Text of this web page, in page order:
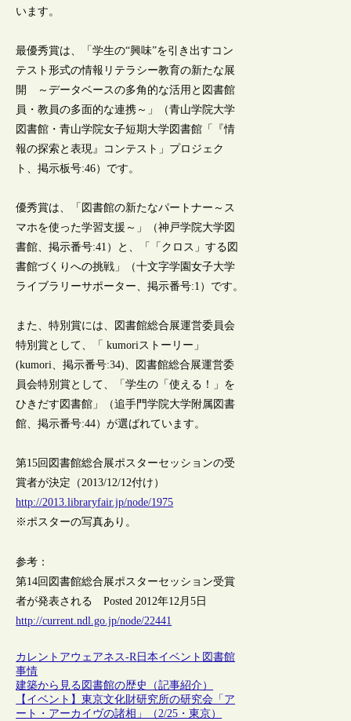
います。
最優秀賞は、「学生の“興味”を引き出すコン
テスト形式の情報リテラシー教育の新たな展
開 ～データベースの多角的な活用と図書館
員・教員の多面的な連携～」（青山学院大学
図書館・青山学院女子短期大学図書館「『情
報の探索と表現』コンテスト」プロジェク
ト、掲示板号:46）です。
優秀賞は、「図書館の新たなパートナー～ス
マホを使った学習支援～」（神戸学院大学図
書館、掲示番号:41）と、「「クロス」する図
書館づくりへの挑戦」（十文字学園女子大学
ライブラリーサポーター、掲示番号:1）です。
また、特別賞には、図書館総合展運営委員会
特別賞として、「 kumoriストーリー」
(kumori、掲示番号:34)、図書館総合展運営委
員会特別賞として、「学生の「使える！」を
ひきだす図書館」（追手門学院大学附属図書
館、掲示番号:44）が選ばれています。
第15回図書館総合展ポスターセッションの受
賞者が決定（2013/12/12付け）
http://2013.libraryfair.jp/node/1975
※ポスターの写真あり。
参考：
第14回図書館総合展ポスターセッション受賞
者が発表される Posted 2012年12月5日
http://current.ndl.go.jp/node/22441
カレントアウェアネス-R 日本イベント 図書館
事情
建築から見る図書館の歴史（記事紹介）
【イベント】東京文化財研究所の研究会「ア
ート・アーカイヴの諸相」（2/25・東京）